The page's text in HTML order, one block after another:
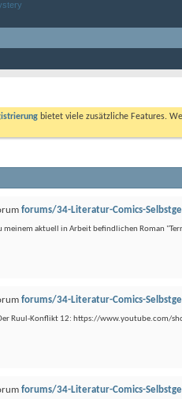
bietet viele zusätzliche Features.
forums/34-Literatur-Comics-
meinem aktuell in Arbeit befindlichen Roman
forums/34-Literatur-Comics-
Ruul-Konflikt 12: https://www.youtube.com/
forums/34-Literatur-Comics-